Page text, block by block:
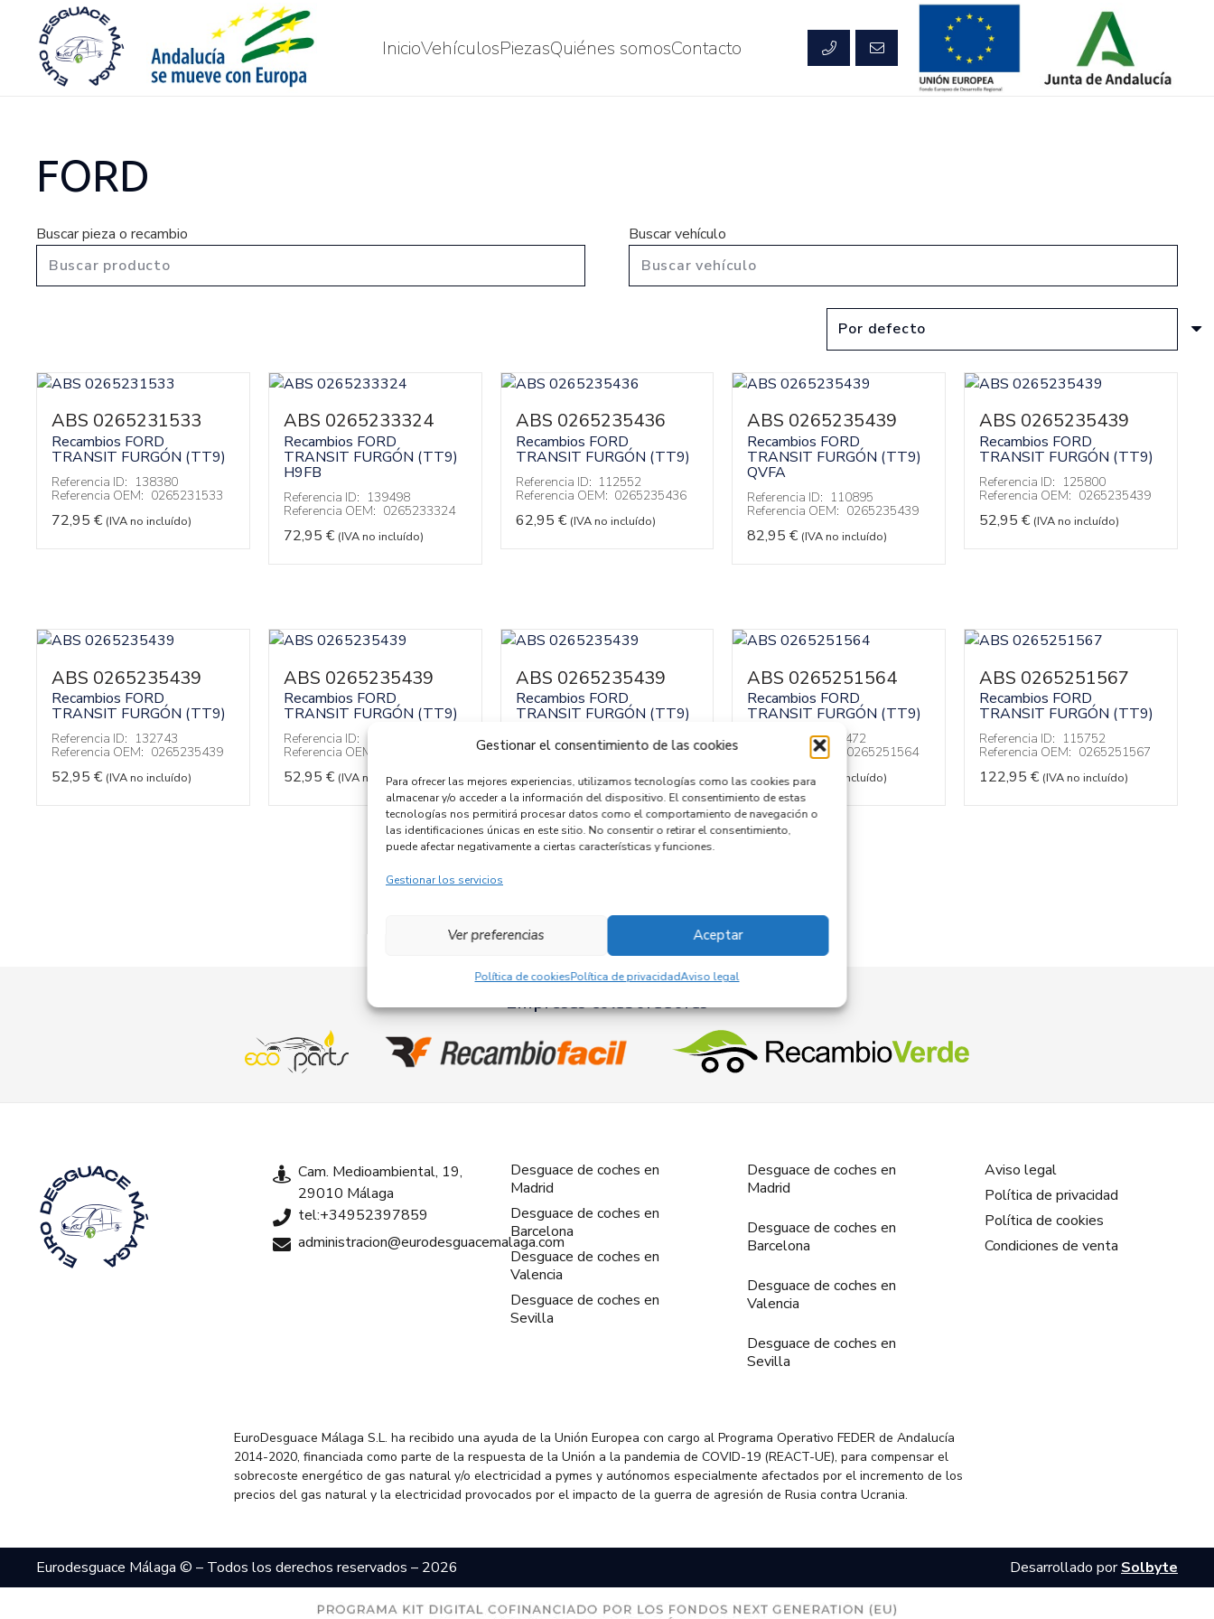
Gestionar el consentimiento de las cookies
Para ofrecer las mejores experiencias, utilizamos tecnologías como las cookies para
almacenar y/o acceder a la información del dispositivo. El consentimiento de estas
tecnologías nos permitirá procesar datos como el comportamiento de navegación o
las identificaciones únicas en este sitio. No consentir o retirar el consentimiento,
puede afectar negativamente a ciertas características y funciones.
Gestionar los servicios
Aceptar
Ver preferencias
Política de cookiesPolítica de privacidadAviso legal
InicioVehículosPiezasQuiénes somosContacto
FORD
Buscar pieza o recambio Buscar vehículo
ABS 0265231533
Recambios FORD
TRANSIT FURGÓN (TT9)
Referencia ID: 138380
Referencia OEM: 0265231533
72,95 € (IVA no incluído)
ABS 0265233324
Recambios FORD
TRANSIT FURGÓN (TT9)
H9FB
Referencia ID: 139498
Referencia OEM: 0265233324
72,95 € (IVA no incluído)
ABS 0265235436
Recambios FORD
TRANSIT FURGÓN (TT9)
Referencia ID: 112552
Referencia OEM: 0265235436
62,95 € (IVA no incluído)
ABS 0265235439
Recambios FORD
TRANSIT FURGÓN (TT9)
QVFA
Referencia ID: 110895
Referencia OEM: 0265235439
82,95€ (IVA no incluído)
ABS 0265235439
Recambios FORD
TRANSIT FURGÓN (TT9)
Referencia ID: 125800
Referencia OEM: 0265235439
52,95€ (IVA no incluído)
ABS 0265235439
Recambios FORD
TRANSIT FURGÓN (TT9)
Referencia ID: 132743
Referencia OEM: 0265235439
52,95 € (IVA no incluído)
ABS 0265235439
Recambios FORD
TRANSIT FURGÓN (TT9)
Referencia ID:
Referencia OEM:
52,95 € (IVA no incluído)
ABS 0265235439
Recambios FORD
TRANSIT FURGÓN (TT9)
Referencia ID: 141486
Referencia OEM: 0265235439
52,95€ (IVA no incluído)
ABS 0265251564
Recambios FORD
TRANSIT FURGÓN (TT9)
Referencia ID: 97472
Referencia OEM: 0265251564
62,95€ (IVA no incluído)
ABS 0265251567
Recambios FORD
TRANSIT FURGÓN (TT9)
Referencia ID: 115752
Referencia OEM: 0265251567
122,95€ (IVA no incluído)
Cam. Medioambiental, 19,
29010 Málaga
tel:+34952397859
administracion@eurodesguacemalaga.com
Desguace de coches en
Madrid
Desguace de coches en
Barcelona
Desguace de coches en
Valencia
Desguace de coches en
Sevilla
Desguace de coches en
Madrid
Desguace de coches en
Barcelona
Desguace de coches en
Valencia
Desguace de coches en
Sevilla
Aviso legal
Política de privacidad
Política de cookies
Condiciones de venta
EuroDesguace Málaga S.L. ha recibido una ayuda de la Unión Europea con cargo al Programa Operativo FEDER de Andalucía
2014-2020, financiada como parte de la respuesta de la Unión a la pandemia de COVID-19 (REACT-UE), para compensar el
sobrecoste energético de gas natural y/o electricidad a pymes y autónomos especialmente afectados por el incremento de los
precios del gas natural y la electricidad provocados por el impacto de la guerra de agresión de Rusia contra Ucrania.
Eurodesguace Málaga © – Todos los derechos reservados – 2026 Desarrollado porSolbyte